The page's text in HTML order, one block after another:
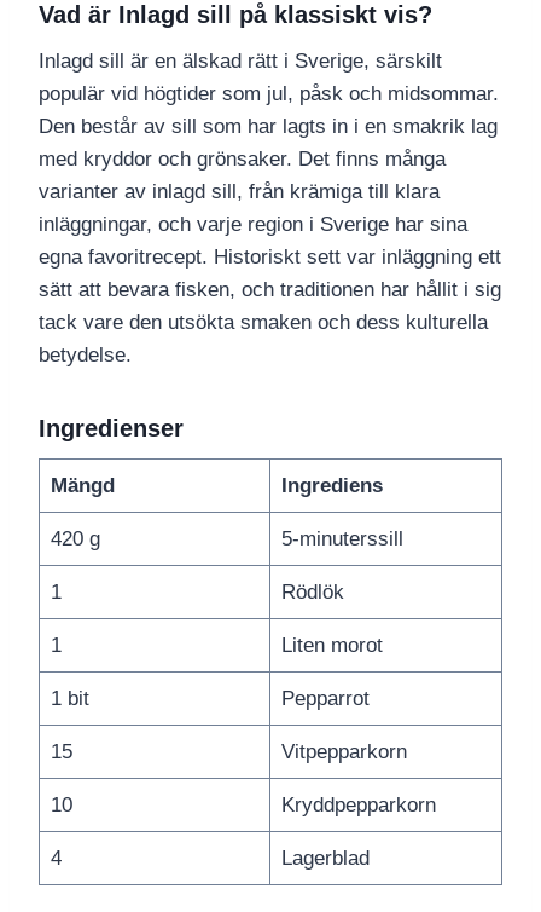
Vad är Inlagd sill på klassiskt vis?
Inlagd sill är en älskad rätt i Sverige, särskilt
populär vid högtider som jul, påsk och midsommar.
Den består av sill som har lagts in i en smakrik lag
med kryddor och grönsaker. Det finns många
varianter av inlagd sill, från krämiga till klara
inläggningar, och varje region i Sverige har sina
egna favoritrecept. Historiskt sett var inläggning ett
sätt att bevara fisken, och traditionen har hållit i sig
tack vare den utsökta smaken och dess kulturella
betydelse.
Ingredienser
Mängd Ingrediens
420 g 5-minuterssill
1 Rödlök
1 Liten morot
1 bit Pepparrot
15 Vitpepparkorn
10 Kryddpepparkorn
4 Lagerblad